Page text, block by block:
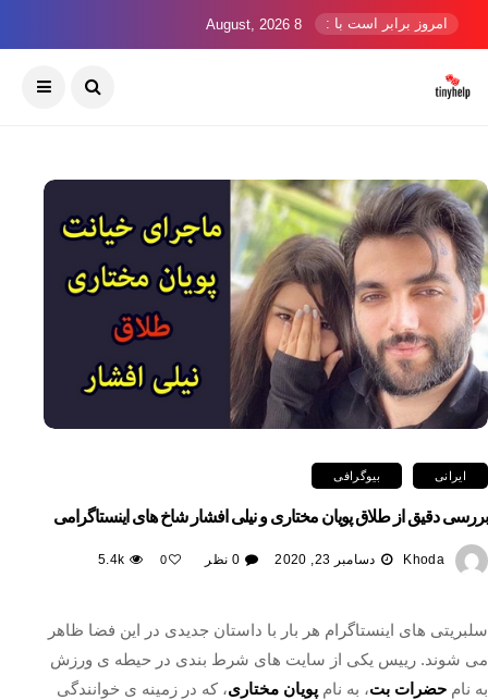
امروز برابر است با : 8 August, 2026
ایرانی بیوگرافی
بررسی دقیق از طلاق پویان مختاری و نیلی افشار شاخ های اینستاگرامی
Khoda دسامبر 23, 2020 0 نظر 0
5.4k
سلبریتی های اینستاگرام هر بار با داستان جدیدی در این فضا ظاهر
می شوند. رییس یکی از سایت های شرط بندی در حیطه ی ورزش
به نام حضرات بت، به نام پویان مختاری، که در زمینه ی خوانندگی